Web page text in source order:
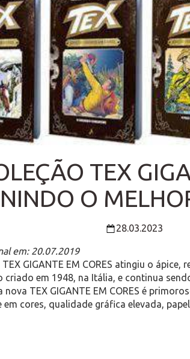
TEX
O
28.03.2023
em: 20.07.2019
GIGANTE EM CORES atingiu o
criado em 1948, na Itália, e continua
nova TEX GIGANTE EM CORES é
em cores, qualidade gráfica elevada,